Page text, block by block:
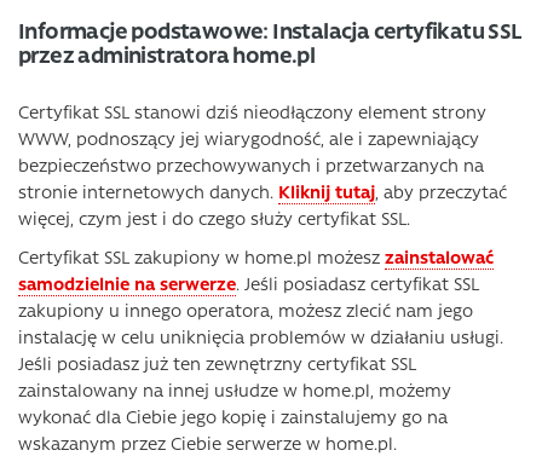
Informacje podstawowe: Instalacja certyfikatu SSL
przez administratora home.pl
Certyfikat SSL stanowi dziś nieodłączony element strony
WWW, podnoszący jej wiarygodność, ale i zapewniający
bezpieczeństwo przechowywanych i przetwarzanych na
stronie internetowych danych. Kliknij tutaj , aby przeczytać
więcej, czym jest i do czego służy certyfikat SSL.
Certyfikat SSL zakupiony w home.pl możesz zainstalować
samodzielnie na serwerze. Jeśli posiadasz certyfikat SSL
zakupiony u innego operatora, możesz zlecić nam jego
instalację w celu uniknięcia problemów w działaniu usługi.
Jeśli posiadasz już ten zewnętrzny certyfikat SSL
zainstalowany na innej usłudze w home.pl, możemy
wykonać dla Ciebie jego kopię i zainstalujemy go na
wskazanym przez Ciebie serwerze w home.pl.